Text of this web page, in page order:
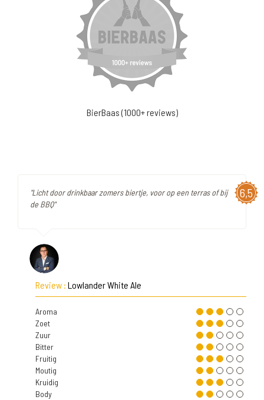
BierBaas (1000+ reviews)
6,5
"Licht door drinkbaar zomers biertje, voor op een terras of bij
de BBQ"
Review : Lowlander White Ale
Aroma
Zoet
Zuur
Bitter
Fruitig
Moutig
Kruidig
Body